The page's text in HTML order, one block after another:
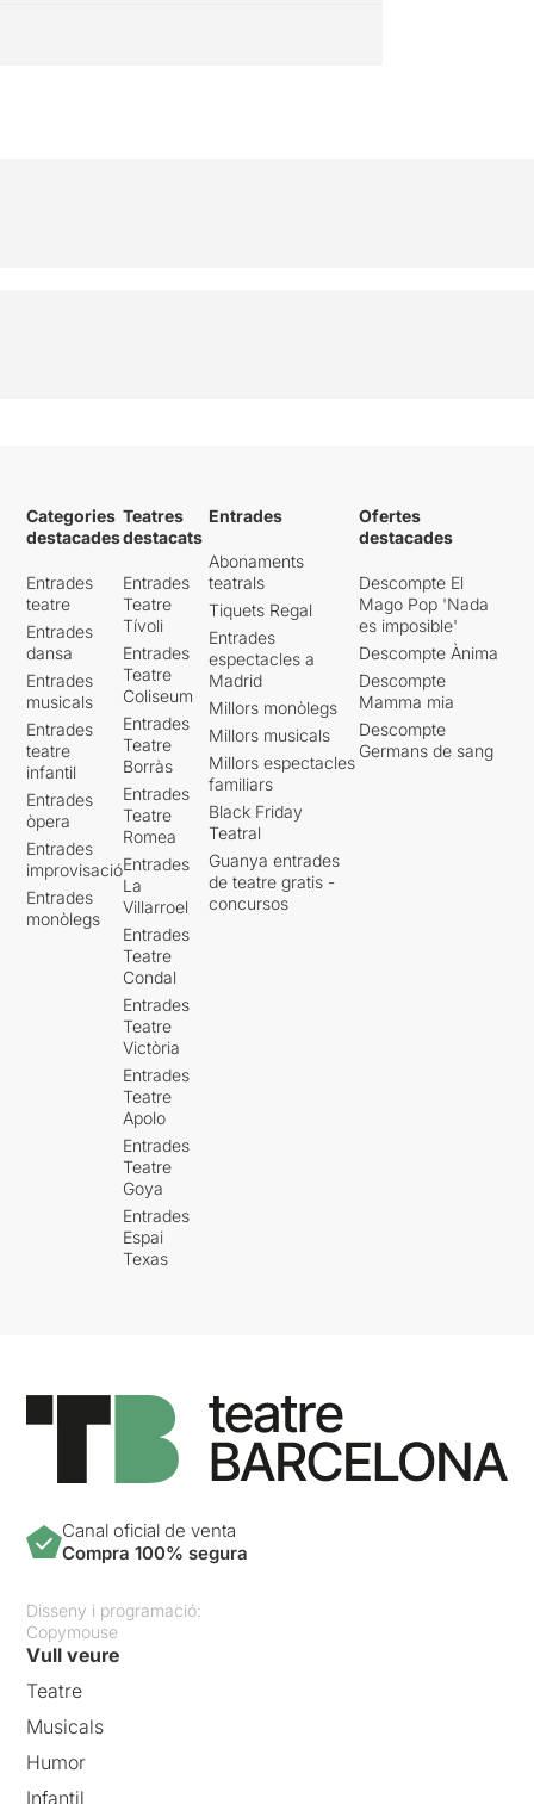
Categories
destacades
Entrades
teatre
Entrades
dansa
Entrades
musicals
Entrades
teatre
infantil
Entrades
òpera
Entrades
improvisació
Entrades
monòlegs
Teatres
destacats
Entrades
Teatre
Tívoli
Entrades
Teatre
Coliseum
Entrades
Teatre
Borràs
Entrades
Teatre
Romea
Entrades
La
Villarroel
Entrades
Teatre
Condal
Entrades
Teatre
Victòria
Entrades
Teatre
Apolo
Entrades
Teatre
Goya
Entrades
Espai
Texas
Entrades
Abonaments
teatrals
Tiquets Regal
Entrades
espectacles a
Madrid
Millors monòlegs
Millors musicals
Millors espectacles
familiars
Black Friday
Teatral
Guanya entrades
de teatre gratis -
concursos
Ofertes
destacades
Descompte El
Mago Pop 'Nada
es imposible'
Descompte Ànima
Descompte
Mamma mia
Descompte
Germans de sang
Canal oficial de venta
Compra 100% segura
Disseny i programació:
Copymouse
Vull veure
Teatre
Musicals
Humor
Infantil